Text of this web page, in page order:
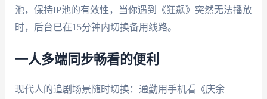
池，保持IP池的有效性，当你遇到《狂飙》突然无法播放
时，后台已在15分钟内切换备用线路。
一人多端同步畅看的便利
现代人的追剧场景随时切换：通勤用手机看《庆余